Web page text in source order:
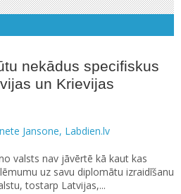
nekādus specifiskus
un Krievijas
Jansone, Labdien.lv
valsts nav jāvērtē kā kaut kas
uz savu diplomātu izraidīšanu
tostarp Latvijas,...